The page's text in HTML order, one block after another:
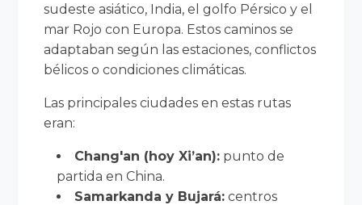
sudeste asiático, India, el golfo Pérsico y el
mar Rojo con Europa. Estos caminos se
adaptaban según las estaciones, conflictos
bélicos o condiciones climáticas.
Las principales ciudades en estas rutas
eran:
Chang'an (hoy Xi’an): punto de
partida en China.
Samarkanda y Bujará: centros